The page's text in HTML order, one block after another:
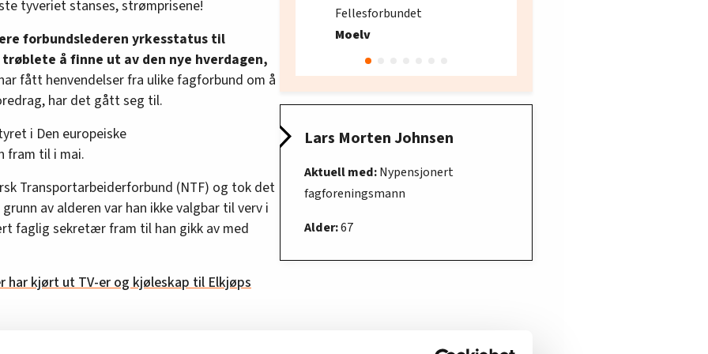
tyveriet stanses, strømprisene!
forbundslederen yrkesstatus til
å finne ut av den nye hverdagen,
fått henvendelser fra ulike fagforbund om å
har det gått seg til.
i Den europeiske
fram til i mai.
Transportarbeiderforbund (NTF) og tok det
av alderen var han ikke valgbar til verv i
faglig sekretær fram til han gikk av med
har kjørt ut TV-er og kjøleskap til Elkjøps
Fellesforbundet
Moelv
Lars Morten Johnsen
Aktuell med:Nypensjonert
fagforeningsmann
Alder:67